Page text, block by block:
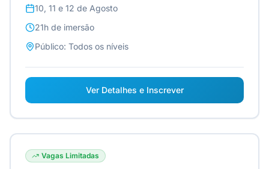
10, 11 e 12 de Agosto
21h de imersão
Público: Todos os níveis
Ver Detalhes e Inscrever
Vagas Limitadas